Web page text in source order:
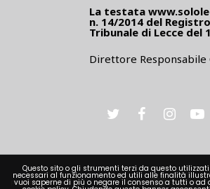
La testata
n. 14/2014 del
Tribunale di Lecce del
Direttore Responsabile
PRIVACY
Questo sito o gli strumenti terzi da questo
necessari al funzionamento ed utili alle finalità
vuoi saperne di più o negare il consenso a tutti o ad